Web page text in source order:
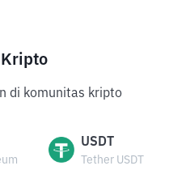
Kripto
di komunitas kripto
USDT
Tether USDT